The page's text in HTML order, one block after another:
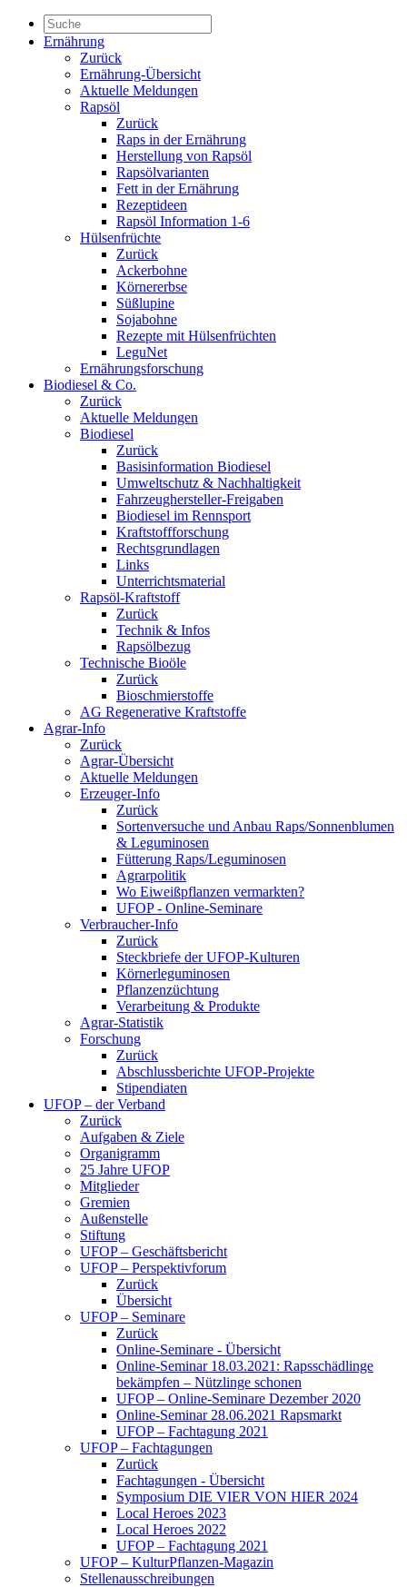
Ernährung
Zurück
Ernährung-Übersicht
Aktuelle Meldungen
Rapsöl
Zurück
Raps in der Ernährung
Herstellung von Rapsöl
Rapsölvarianten
Fett in der Ernährung
Rezeptideen
Rapsöl Information 1-6
Hülsenfrüchte
Zurück
Ackerbohne
Körnererbse
Süßlupine
Sojabohne
Rezepte mit Hülsenfrüchten
LeguNet
Ernährungsforschung
Biodiesel & Co.
Zurück
Aktuelle Meldungen
Biodiesel
Zurück
Basisinformation Biodiesel
Umweltschutz & Nachhaltigkeit
Fahrzeughersteller-Freigaben
Biodiesel im Rennsport
Kraftstoffforschung
Rechtsgrundlagen
Links
Unterrichtsmaterial
Rapsöl-Kraftstoff
Zurück
Technik & Infos
Rapsölbezug
Technische Bioöle
Zurück
Bioschmierstoffe
AG Regenerative Kraftstoffe
Agrar-Info
Zurück
Agrar-Übersicht
Aktuelle Meldungen
Erzeuger-Info
Zurück
Sortenversuche und Anbau Raps/Sonnenblumen
& Leguminosen
Fütterung Raps/Leguminosen
Agrarpolitik
Wo Eiweißpflanzen vermarkten?
UFOP - Online-Seminare
Verbraucher-Info
Zurück
Steckbriefe der UFOP-Kulturen
Körnerleguminosen
Pflanzenzüchtung
Verarbeitung & Produkte
Agrar-Statistik
Forschung
Zurück
Abschlussberichte UFOP-Projekte
Stipendiaten
UFOP – der Verband
Zurück
Aufgaben & Ziele
Organigramm
25 Jahre UFOP
Mitglieder
Gremien
Außenstelle
Stiftung
UFOP – Geschäftsbericht
UFOP – Perspektivforum
Zurück
Übersicht
UFOP – Seminare
Zurück
Online-Seminare - Übersicht
Online-Seminar 18.03.2021: Rapsschädlinge
bekämpfen – Nützlinge schonen
UFOP – Online-Seminare Dezember 2020
Online-Seminar 28.06.2021 Rapsmarkt
UFOP – Fachtagung 2021
UFOP – Fachtagungen
Zurück
Fachtagungen - Übersicht
Symposium DIE VIER VON HIER 2024
Local Heroes 2023
Local Heroes 2022
UFOP – Fachtagung 2021
UFOP – KulturPflanzen-Magazin
Stellenausschreibungen